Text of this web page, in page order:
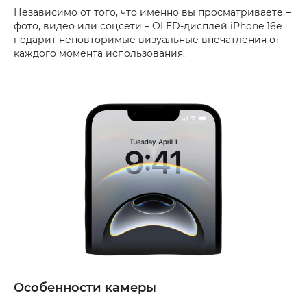
Независимо от того, что именно вы просматриваете –
фото, видео или соцсети – OLED-дисплей iPhone 16e
подарит неповторимые визуальные впечатления от
каждого момента использования.
Особенности камеры